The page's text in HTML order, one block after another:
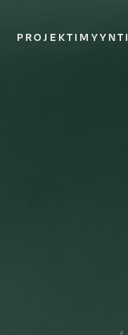
PROJEKTIMYYNTI